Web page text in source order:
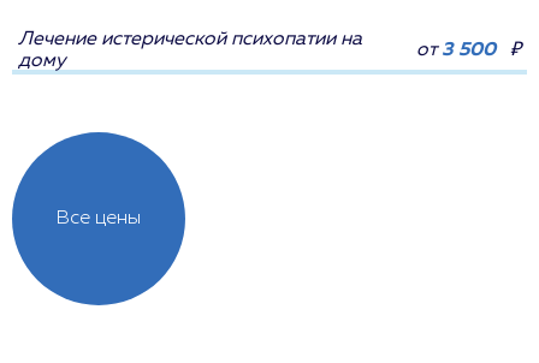
Все цены
Лечение истерической психопатии на
дому
от3 500 ₽